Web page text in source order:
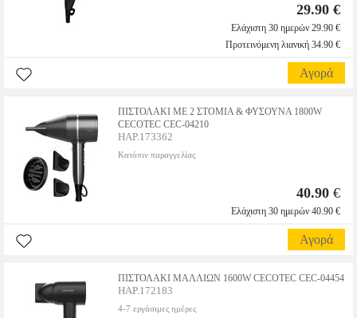
29.90 €
Ελάχιστη 30 ημερών 29.90 €
Προτεινόμενη λιανική 34.90 €
Αγορά
ΠΙΣΤΟΛΑΚΙ ΜΕ 2 ΣΤΟΜΙΑ & ΦΥΣΟΥΝΑ 1800W
CECOTEC CEC-04210
HAP.173362
Κατόπιν παραγγελίας
40.90 €
Ελάχιστη 30 ημερών 40.90 €
Αγορά
ΠΙΣΤΟΛΑΚΙ ΜΑΛΛΙΩΝ 1600W CECOTEC CEC-04454
HAP.172183
4-7 εργάσιμες ημέρες